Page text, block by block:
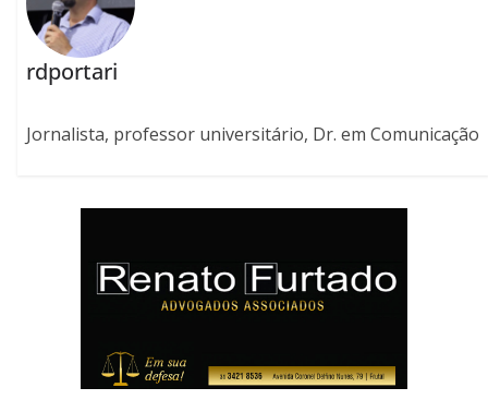
rdportari
Jornalista, professor universitário, Dr. em Comunicação